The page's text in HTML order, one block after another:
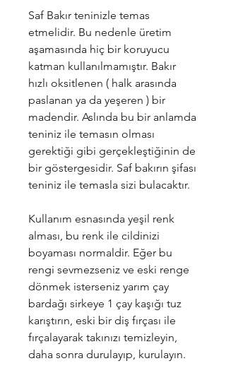
Saf Bakır teninizle temas
etmelidir. Bu nedenle üretim
aşamasında hiç bir koruyucu
katman kullanılmamıştır. Bakır
hızlı oksitlenen ( halk arasında
paslanan ya da yeşeren ) bir
madendir. Aslında bu bir anlamda
teniniz ile temasın olması
gerektiği gibi gerçekleştiğinin de
bir göstergesidir. Saf bakırın şifası
teniniz ile temasla sizi bulacaktır.
Kullanım esnasında yeşil renk
alması, bu renk ile cildinizi
boyaması normaldir. Eğer bu
rengi sevmezseniz ve eski renge
dönmek isterseniz yarım çay
bardağı sirkeye 1 çay kaşığı tuz
karıştırın, eski bir diş fırçası ile
fırçalayarak takınızı temizleyin,
daha sonra durulayıp, kurulayın.